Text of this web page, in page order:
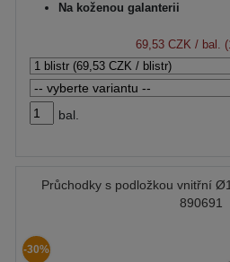
Na koženou galanterii
69,53 CZK / bal.
bal.
Průchodky s podložkou vnitřní
890691
-30%